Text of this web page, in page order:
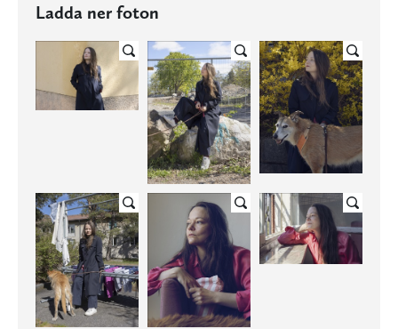
Ladda ner foton